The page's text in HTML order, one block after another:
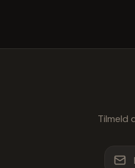
Tilmeld